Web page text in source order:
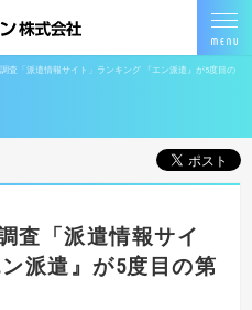
査「派遣情報サイト」ランキング 『エン派遣』が5度目の
査「派遣情報サイ
ン派遣』が5度目の第